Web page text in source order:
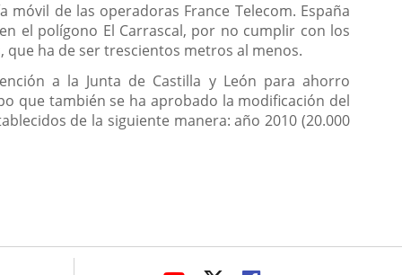
de las operadoras France Telecom. España
el polígono El Carrascal, por no cumplir con los
ha de ser trescientos metros al menos.
a la Junta de Castilla y León para ahorro
que también se ha aprobado la modificación del
de la siguiente manera: año 2010 (20.000